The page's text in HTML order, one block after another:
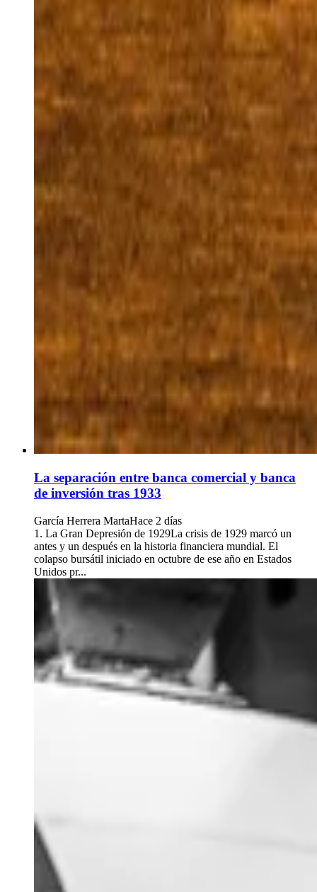
La separación entre banca comercial y banca
de inversión tras 1933
García Herrera MartaHace 2 días
1. La Gran Depresión de 1929La crisis de 1929 marcó un
antes y un después en la historia financiera mundial. El
colapso bursátil iniciado en octubre de ese año en Estados
Unidos pr...